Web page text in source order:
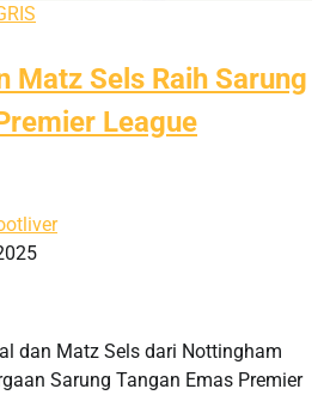
Matz Sels Raih Sarung
League
dan Matz Sels dari Nottingham
Sarung Tangan Emas Premier